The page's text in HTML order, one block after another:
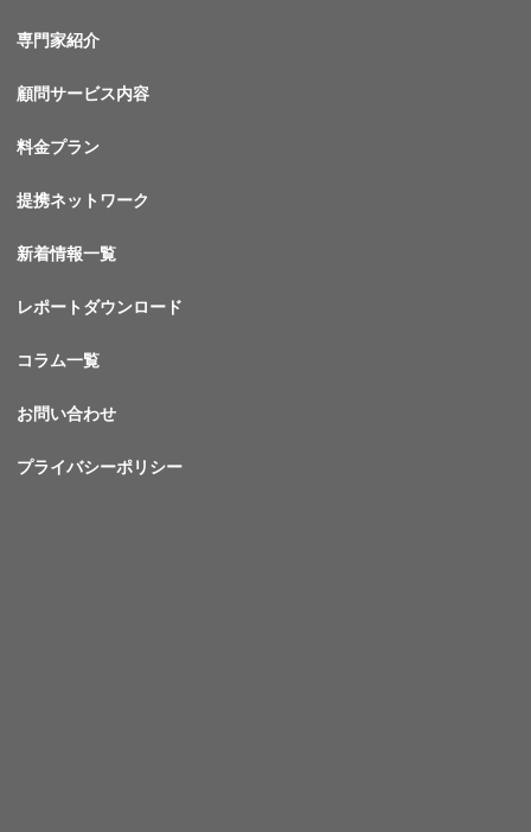
専門家紹介
顧問サービス内容
料金プラン
提携ネットワーク
新着情報一覧
レポートダウンロード
コラム一覧
お問い合わせ
プライバシーポリシー